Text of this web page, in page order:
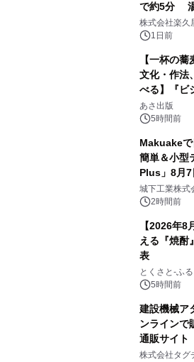
で約5分 湯
メニューを
株式会社楽久
1日前
【一杯の
文化・作法
べる】『ビ
養としての
（火）発売
あさ出版
5時間前
Makuakeで
簡単＆小型
Plus」8月7
ーブル1本
ぐっと豊かに
城下工業株式
2時間前
【2026年8
える『焼酎
表
とくさと-ふ
5時間前
建設機械ア
ンラインで
通販サイト
プン
株式会社タグ